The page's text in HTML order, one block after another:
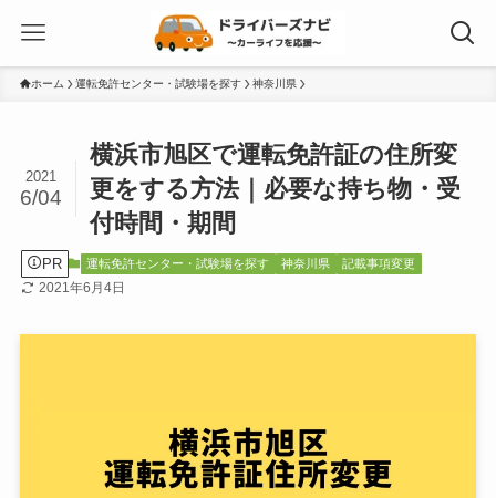
ホーム 運転免許センター・試験場を探す 神奈川県
横浜市旭区で運転免許証の住所変
更をする方法｜必要な持ち物・受
付時間・期間
2021
6/04
PR 運転免許センター・試験場を探す 神奈川県 記載事項変更
2021年6月4日